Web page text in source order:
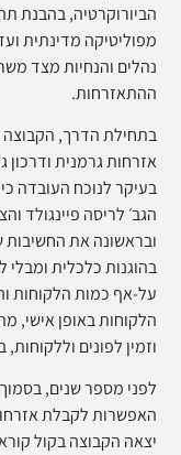
הביורוקרטיה, בהבנת
מפוליטיקה מדינתית
נהלים והנחיות מצד
ההתאזרחות.
בתחילת הדרך, הקבוצה
אזרחות גרמנית
בעיקר לנוכח העובדה
הגב׳ לריסה פיינגולד
ובראשונה את
בהוגנות כלכלית
על-אף כמות הלקוחות
הלקוחות באופן אישי,
וזמין לפונים
לפני מספר שנים,
האפשרות לקבלת
יצאה הקבוצה בקול